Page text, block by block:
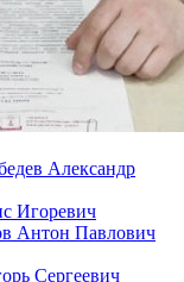
Александр
Игоревич
Антон Павлович
Сергеевич